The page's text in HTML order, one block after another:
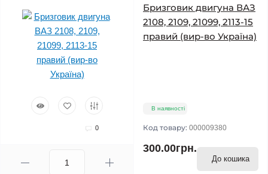
0
Бризговик двигуна ВАЗ
2108, 2109, 21099, 2113-15
правий (вир-во Україна)
В наявності
Код товару: 000009380
300.00грн.
До кошика